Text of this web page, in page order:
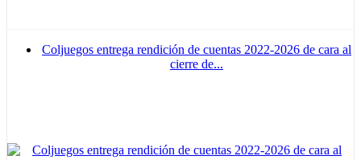
Coljuegos entrega rendición de cuentas 2022-2026 de cara al
cierre de...